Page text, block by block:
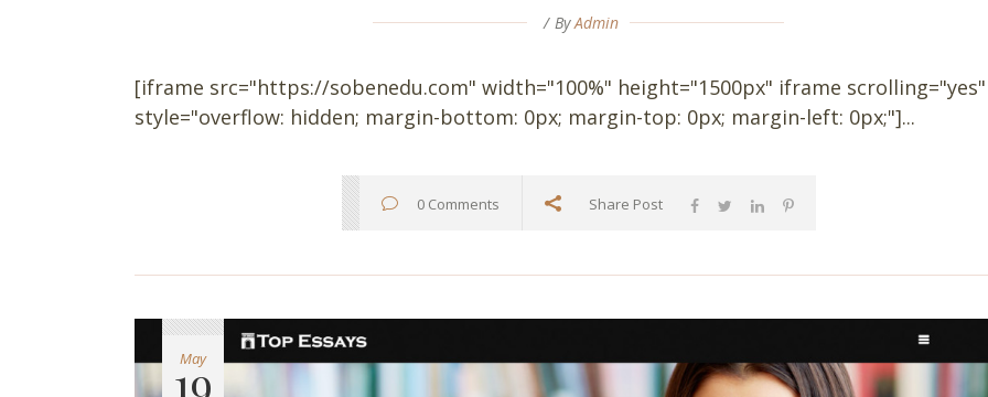
ByAdmin
[iframe src="https://sobenedu.com" width="100%" height="1500px" iframe scrolling="yes"
style="overflow: hidden; margin-bottom: 0px; margin-top: 0px; margin-left: 0px;"]...
0 Comments Share Post
May
19